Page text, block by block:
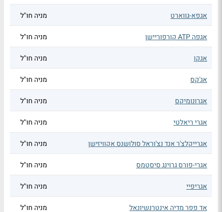
אגפא-גווארט מניה חו"ל
אגפה ATP קורפוריישן מניה חו"ל
אגקו מניה חו"ל
אג'קס מניה חו"ל
אגרונומיקס מניה חו"ל
אגרי ריאלטי מניה חו"ל
אגרייקלצ'ר אנד נצ'וראל סולושנס אקוויזישן מניה חו"ל
אגרי-פורס גרוינג סיסטמס מניה חו"ל
אגריפיי מניה חו"ל
אד פפר מדיה אינטרנשיונאל מניה חו"ל